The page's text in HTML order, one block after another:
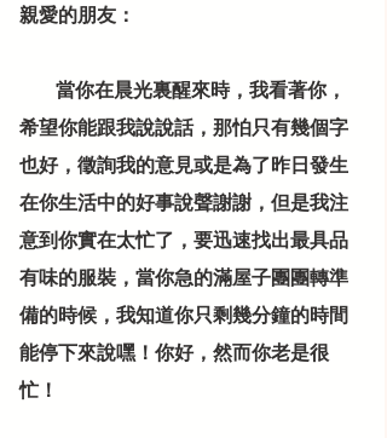
親愛的朋友：
希望你能跟我說說話，那怕只有幾個字
也好，徵詢我的意見或是為了昨日發生
在你生活中的好事說聲謝謝，但是我注
意到你實在太忙了，要迅速找出最具品
有味的服裝，當你急的滿屋子團團轉準
備的時候，我知道你只剩幾分鐘的時間
能停下來說嘿！你好，然而你老是很
忙！